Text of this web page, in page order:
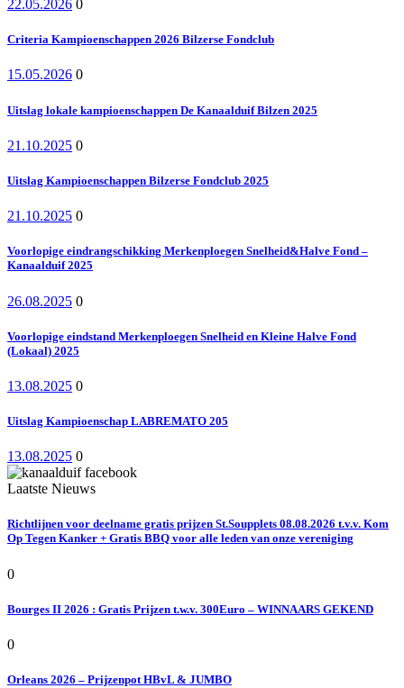
22.05.2026 0
Criteria Kampioenschappen 2026 Bilzerse Fondclub
15.05.2026 0
Uitslag lokale kampioenschappen De Kanaalduif Bilzen 2025
21.10.2025 0
Uitslag Kampioenschappen Bilzerse Fondclub 2025
21.10.2025 0
Voorlopige eindrangschikking Merkenploegen Snelheid&Halve Fond –
Kanaalduif 2025
26.08.2025 0
Voorlopige eindstand Merkenploegen Snelheid en Kleine Halve Fond
(Lokaal) 2025
13.08.2025 0
Uitslag Kampioenschap LABREMATO 205
13.08.2025 0
Laatste Nieuws
Richtlijnen voor deelname gratis prijzen St.Soupplets 08.08.2026 t.v.v. Kom
Op Tegen Kanker + Gratis BBQ voor alle leden van onze vereniging
0
Bourges II 2026 : Gratis Prijzen t.w.v. 300Euro – WINNAARS GEKEND
0
Orleans 2026 – Prijzenpot HBvL & JUMBO